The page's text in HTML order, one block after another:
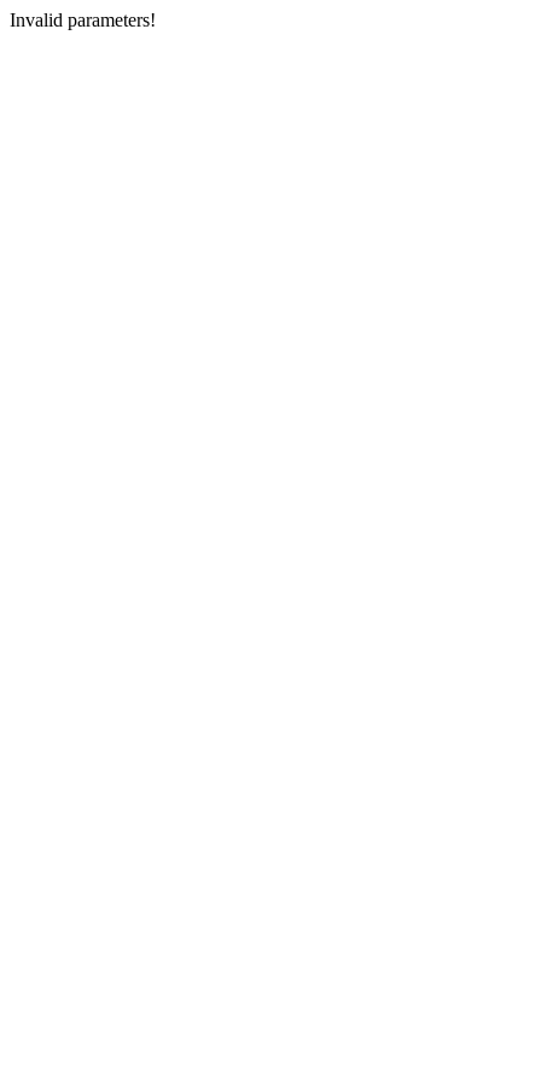
Invalid parameters!